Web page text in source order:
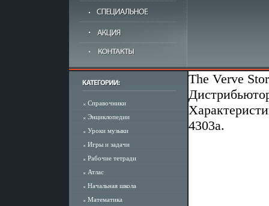
Справочники
Энциклопедии
Уроки музыки
Игры и задачи
Рабочие тетради
Атлас
Начальная школа
Математика
The Verve
4303a.